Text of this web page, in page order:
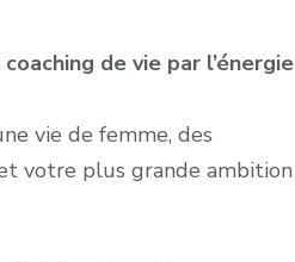
de vie par l’énergie
vie de femme, des
votre plus grande ambition